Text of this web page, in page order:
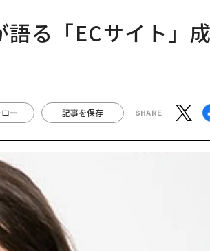
る「ECサイト」
ー 記事を保存